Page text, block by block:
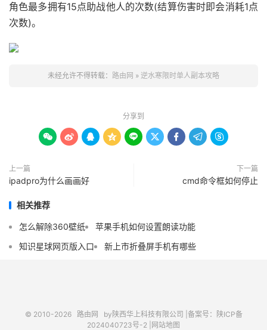
角色最多拥有15点助战他人的次数(结算伤害时即会消耗1点
次数)。
未经允许不得转载： 路由网 » 逆水寒限时单人副本攻略
分享到
        
上一篇
ipadpro为什么画画好
下一篇
cmd命令框如何停止
相关推荐
怎么解除360壁纸
苹果手机如何设置朗读功能
知识星球网页版入口
新上市折叠屏手机有哪些
© 2010-2026 路由网 by陕西华上科技有限公司 | 备案号：陕ICP备
2024040723号-2 | 网站地图